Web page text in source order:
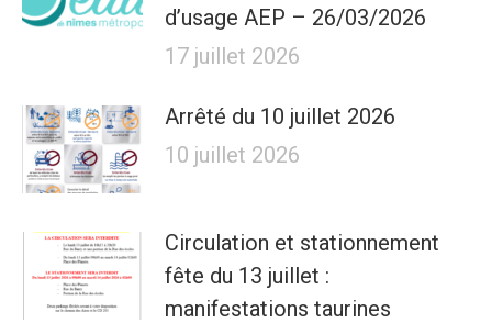
d’usage AEP – 26/03/2026
17 juillet 2026
Arrêté du 10 juillet 2026
10 juillet 2026
Circulation et stationnement
fête du 13 juillet :
manifestations taurines